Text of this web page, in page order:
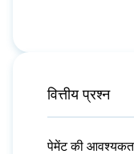
वित्तीय प्रश्न
पेमेंट की